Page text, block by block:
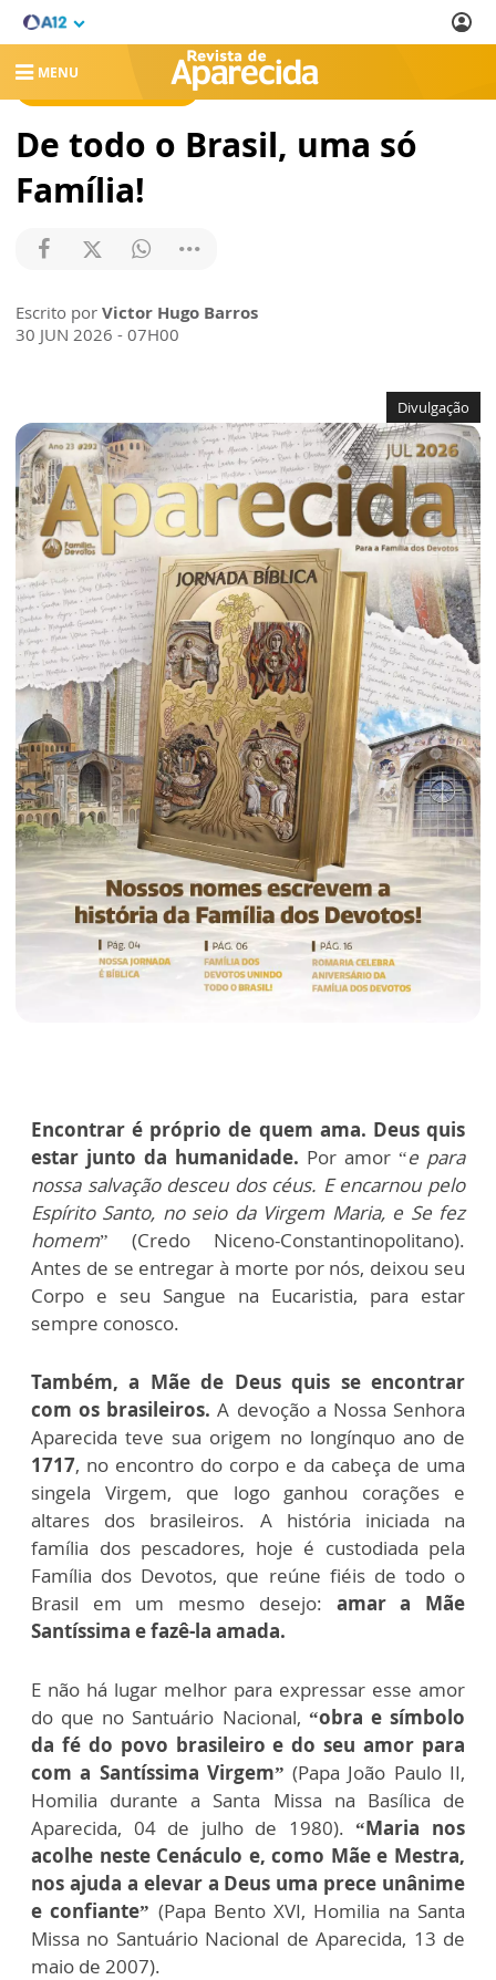
MENU
REVISTA DE APARECIDA
De todo o Brasil, uma só
Família!
Escrito por Victor Hugo Barros
30 JUN 2026 - 07H00
Divulgação
Encontrar é próprio de quem ama. Deus quis
estar junto da humanidade. Por amor “e para
nossa salvação desceu dos céus. E encarnou pelo
Espírito Santo, no seio da Virgem Maria, e Se fez
homem” (Credo Niceno-Constantinopolitano).
Antes de se entregar à morte por nós, deixou seu
Corpo e seu Sangue na Eucaristia, para estar
sempre conosco.
Também, a Mãe de Deus quis se encontrar
com os brasileiros. A devoção a Nossa Senhora
Aparecida teve sua origem no longínquo ano de
1717, no encontro do corpo e da cabeça de uma
singela Virgem, que logo ganhou corações e
altares dos brasileiros. A história iniciada na
família dos pescadores, hoje é custodiada pela
Família dos Devotos, que reúne fiéis de todo o
Brasil em um mesmo desejo: amar a Mãe
Santíssima e fazê-la amada.
E não há lugar melhor para expressar esse amor
do que no Santuário Nacional, “obra e símbolo
da fé do povo brasileiro e do seu amor para
com a Santíssima Virgem”(Papa João Paulo II,
Homilia durante a Santa Missa na Basílica de
Aparecida, 04 de julho de 1980). “Maria nos
acolhe neste Cenáculo e, como Mãe e Mestra,
nos ajuda a elevar a Deus uma prece unânime
e confiante” (Papa Bento XVI, Homilia na Santa
Missa no Santuário Nacional de Aparecida, 13 de
maio de 2007).